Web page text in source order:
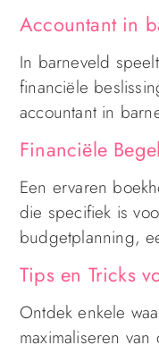
Accountant in
In barneveld
financiële
accountant in
Financiële
Een ervaren
die specifiek is
budgetplanning,
Tips en Tricks
Ontdek enkele
maximaliseren